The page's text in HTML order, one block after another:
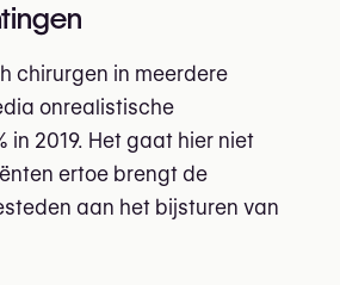
chirurgen in meerdere
onrealistische
2019. Het gaat hier niet
ertoe brengt de
aan het bijsturen van